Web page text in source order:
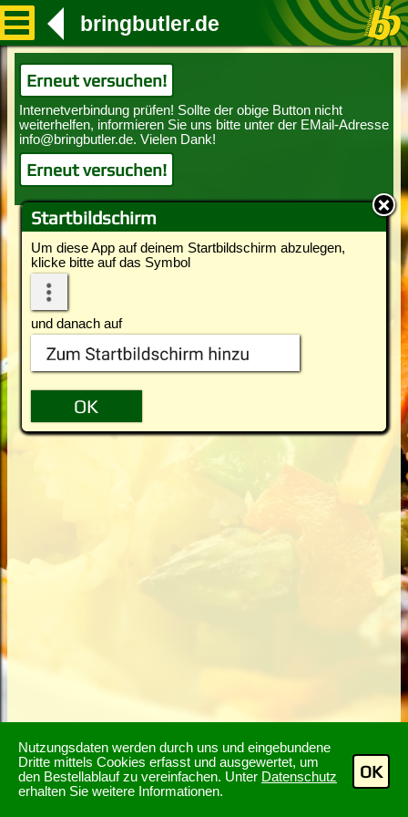
Nutzungsdaten werden durch uns und eingebundene
Dritte mittels Cookies erfasst und ausgewertet, um
den Bestellablauf zu vereinfachen. Unter Datenschutz
erhalten Sie weitere Informationen.
OK
Startbildschirm
Um diese App auf deinem Startbildschirm abzulegen,
klicke bitte auf das Symbol
und danach auf
bringbutler.de
Erneut versuchen!
Erneut versuchen!